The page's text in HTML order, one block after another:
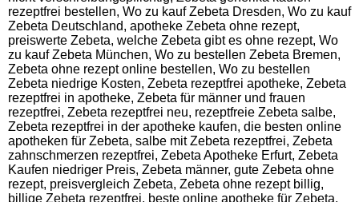
rezeptfrei bestellen, Wo zu kauf Zebeta Dresden, Wo zu kauf
Zebeta Deutschland, apotheke Zebeta ohne rezept,
preiswerte Zebeta, welche Zebeta gibt es ohne rezept, Wo
zu kauf Zebeta München, Wo zu bestellen Zebeta Bremen,
Zebeta ohne rezept online bestellen, Wo zu bestellen
Zebeta niedrige Kosten, Zebeta rezeptfrei apotheke, Zebeta
rezeptfrei in apotheke, Zebeta für männer und frauen
rezeptfrei, Zebeta rezeptfrei neu, rezeptfreie Zebeta salbe,
Zebeta rezeptfrei in der apotheke kaufen, die besten online
apotheken für Zebeta, salbe mit Zebeta rezeptfrei, Zebeta
zahnschmerzen rezeptfrei, Zebeta Apotheke Erfurt, Zebeta
Kaufen niedriger Preis, Zebeta männer, gute Zebeta ohne
rezept, preisvergleich Zebeta, Zebeta ohne rezept billig,
billige Zebeta rezeptfrei, beste online apotheke für Zebeta,